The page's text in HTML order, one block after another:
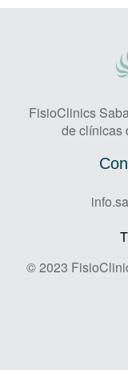
FisioClinics
de clínicas
© 2023